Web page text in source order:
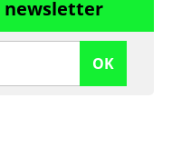
newsletter
OK